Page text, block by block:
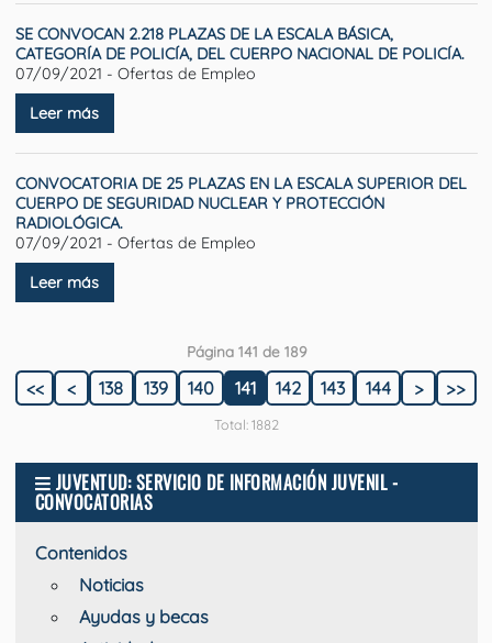
SE CONVOCAN 2.218 PLAZAS DE LA ESCALA BÁSICA,
CATEGORÍA DE POLICÍA, DEL CUERPO NACIONAL DE POLICÍA.
07/09/2021 - Ofertas de Empleo
Leer más
CONVOCATORIA DE 25 PLAZAS EN LA ESCALA SUPERIOR DEL
CUERPO DE SEGURIDAD NUCLEAR Y PROTECCIÓN
RADIOLÓGICA.
07/09/2021 - Ofertas de Empleo
Leer más
Página 141 de 189
<< < 138 139 140 141 142 143 144 > >>
Total: 1882
JUVENTUD: SERVICIO DE INFORMACIÓN JUVENIL -
CONVOCATORIAS
Contenidos
Noticias
Ayudas y becas